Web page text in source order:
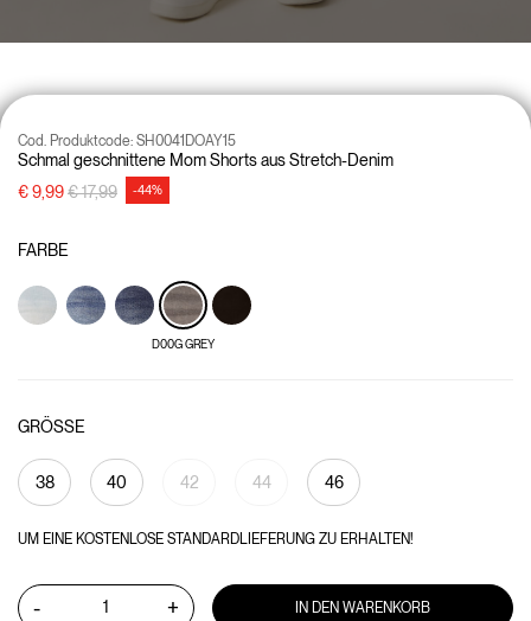
Schmal geschnittene Mom Shorts aus Stretch-Denim
Cod. Produktcode: SH0041DOAY15
€ 9,99Preisreduzierung von
€ 17,99auf-44%
FARBE
D00G GREY
GRÖSSE
38 40 42 44 46
UM EINE KOSTENLOSE STANDARDLIEFERUNG ZU ERHALTEN!
- + IN DEN WARENKORB